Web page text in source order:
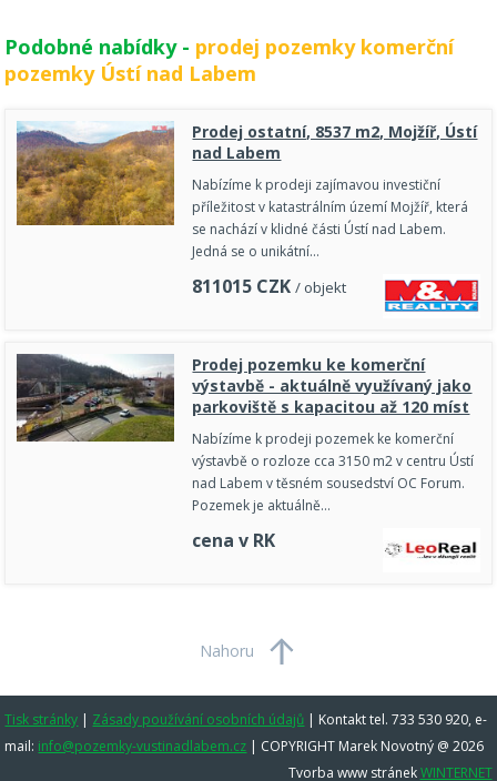
Podobné nabídky - prodej pozemky komerční
pozemky Ústí nad Labem
Prodej ostatní, 8537 m2, Mojžíř, Ústí
nad Labem
Nabízíme k prodeji zajímavou investiční
příležitost v katastrálním území Mojžíř, která
se nachází v klidné části Ústí nad Labem.
Jedná se o unikátní…
811015 CZK / objekt
Prodej pozemku ke komerční
výstavbě - aktuálně využívaný jako
parkoviště s kapacitou až 120 míst
Nabízíme k prodeji pozemek ke komerční
výstavbě o rozloze cca 3150 m2 v centru Ústí
nad Labem v těsném sousedství OC Forum.
Pozemek je aktuálně…
cena v RK
Nahoru
Tisk stránky | Zásady používání osobních údajů | Kontakt tel. 733 530 920, e-
mail: info@pozemky-vustinadlabem.cz | COPYRIGHT Marek Novotný @ 2026
Tvorba www stránekWINTERNET